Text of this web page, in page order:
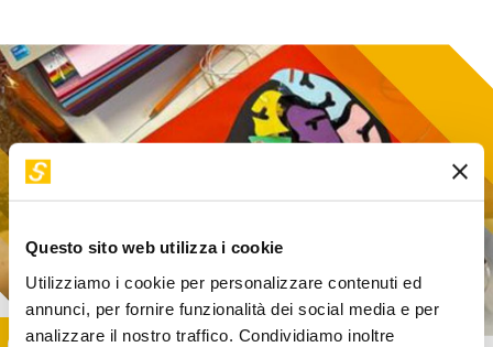
Questo sito web utilizza i cookie
Utilizziamo i cookie per personalizzare contenuti ed
annunci, per fornire funzionalità dei social media e per
analizzare il nostro traffico. Condividiamo inoltre
Image